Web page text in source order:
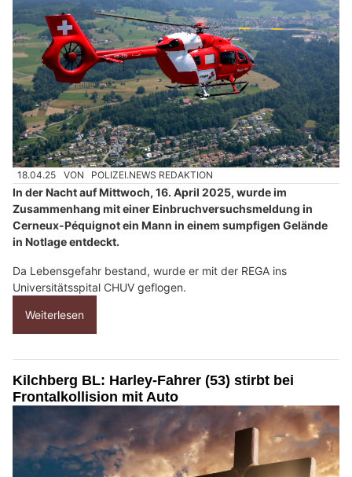
18.04.25 VON POLIZEI.NEWS REDAKTION
In der Nacht auf Mittwoch, 16. April 2025, wurde im
Zusammenhang mit einer Einbruchversuchsmeldung in
Cerneux-Péquignot ein Mann in einem sumpfigen Gelände
in Notlage entdeckt.
Da Lebensgefahr bestand, wurde er mit der REGA ins
Universitätsspital CHUV geflogen.
Weiterlesen
Kilchberg BL: Harley-Fahrer (53) stirbt bei
Frontalkollision mit Auto